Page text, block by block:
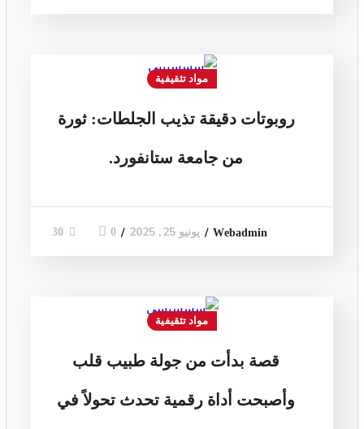
مواد تثقيفية
روبوتات دقيقة تذيب الجلطات: ثورة
من جامعة ستانفورد.
Webadmin يونيو 25, 2025 0
30
مواد تثقيفية
قصة بدأت من جولة طبيب قلب
وأصبحت أداة رقمية تحدث تحولاً في